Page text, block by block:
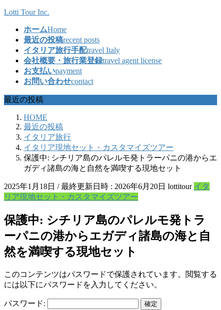
コ
ッ
プ
ナ
移
動
Lotti Tour Inc.
ホームHome
最近の投稿recent posts
イタリア旅行手配travel Italy
会社概要・旅行業登録travel agent license
お支払いpayment
お問い合わせcontact
最近の投稿
HOME
最近の投稿
イタリア旅行
イタリア現地セット・カスタマイズツアー
保護中: シチリア島のパレルモ発トラーパニの港からエ
ガディ諸島の海と自然を満喫する現地セット
2025年1月18日 / 最終更新日時 : 2026年6月20日 lottitour イタ
リア現地セット・カスタマイズツアー
保護中: シチリア島のパレルモ発トラ
ーパニの港からエガディ諸島の海と自
然を満喫する現地セット
このコンテンツはパスワードで保護されています。閲覧する
には以下にパスワードを入力してください。
パスワード: